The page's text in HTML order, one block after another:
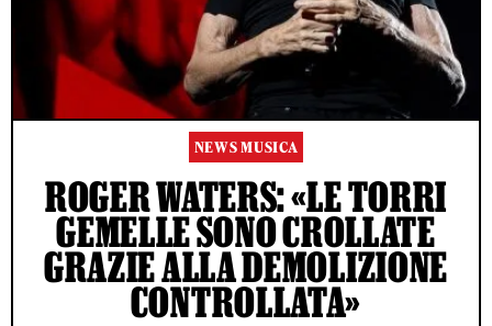
NEWS MUSICA
ROGER WATERS: «LE TORRI
GEMELLE SONO CROLLATE
GRAZIE ALLA DEMOLIZIONE
CONTROLLATA»